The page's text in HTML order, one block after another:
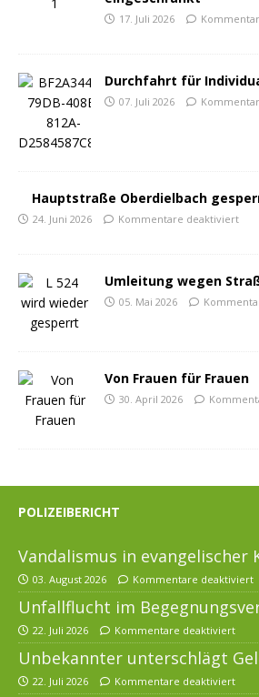
17. Juli 2026
Durchfahrt für
07. Juli 2026
Hauptstraße Oberdielbach
24. Juni 2026 Kommentare deaktiviert
Umleitung wegen
05. Mai 2026
Von Frauen für Frauen
30. April 2026
POLIZEIBERICHT
Vandalismus in evangelischer
03. August 2026 Kommentare deaktiviert
Unfallflucht im
22. Juli 2026 Kommentare deaktiviert
Unbekannter unterschlägt
22. Juli 2026 Kommentare deaktiviert